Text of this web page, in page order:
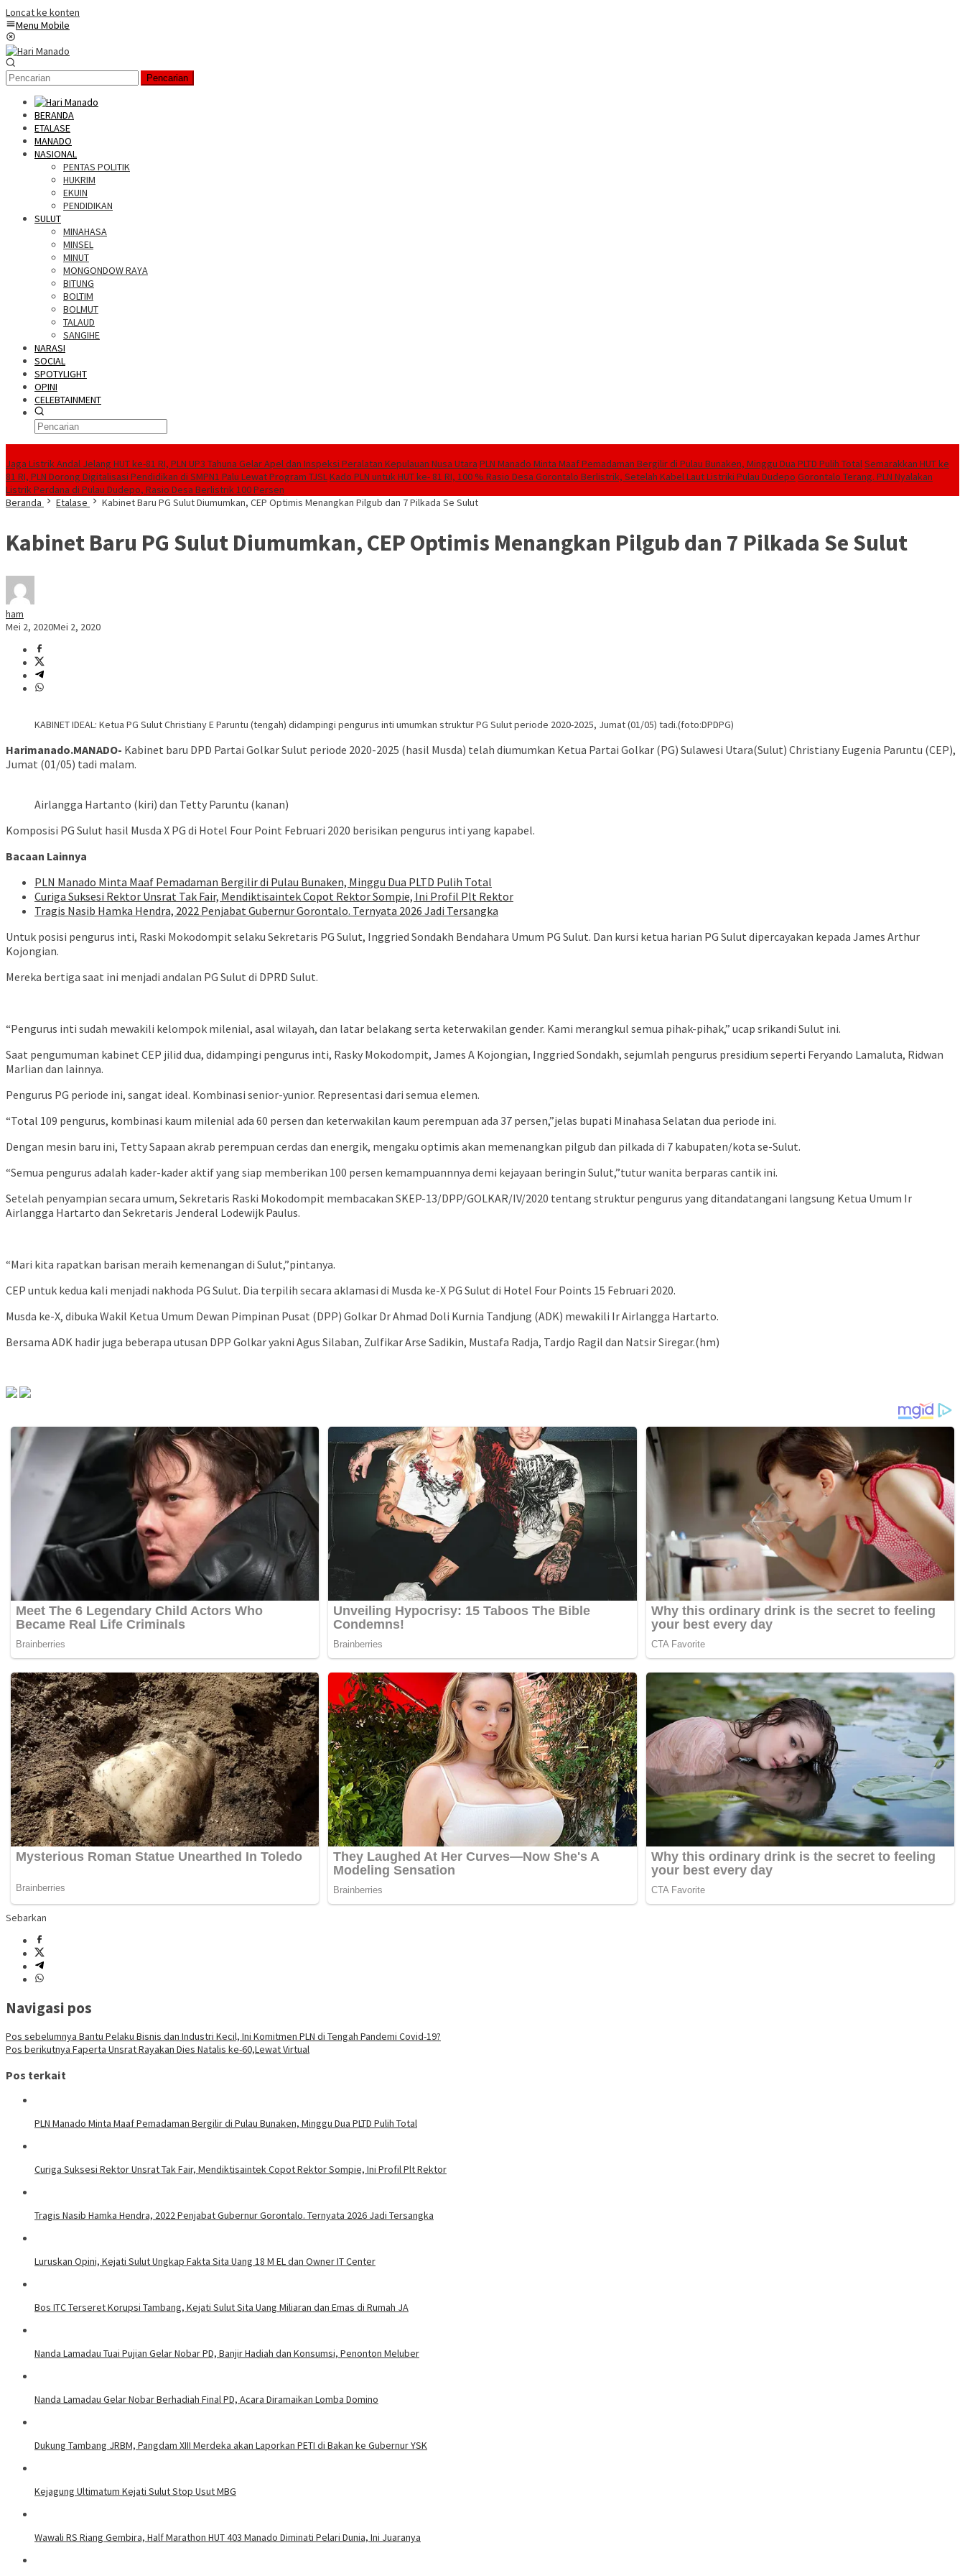
Loncat ke konten
Menu Mobile
Pencarian
BERANDA
ETALASE
MANADO
NASIONAL
PENTAS POLITIK
HUKRIM
EKUIN
PENDIDIKAN
SULUT
MINAHASA
MINSEL
MINUT
MONGONDOW RAYA
BITUNG
BOLTIM
BOLMUT
TALAUD
SANGIHE
NARASI
SOCIAL
SPOTYLIGHT
OPINI
CELEBTAINMENT
Jaga Listrik Andal Jelang HUT ke-81 RI, PLN UP3 Tahuna Gelar Apel dan Inspeksi Peralatan Kepulauan Nusa Utara PLN Manado Minta Maaf Pemadaman Bergilir di Pulau Bunaken, Minggu Dua PLTD Pulih TotalSemarakkan HUT ke
81 RI, PLN Dorong Digitalisasi Pendidikan di SMPN1 Palu Lewat Program TJSLKado PLN untuk HUT ke- 81 RI, 100 % Rasio Desa Gorontalo Berlistrik, Setelah Kabel Laut Listriki Pulau Dudepo Gorontalo Terang. PLN Nyalakan
Listrik Perdana di Pulau Dudepo, Rasio Desa Berlistrik 100 Persen
Beranda
Etalase Kabinet Baru PG Sulut Diumumkan, CEP Optimis Menangkan Pilgub dan 7 Pilkada Se Sulut
Kabinet Baru PG Sulut Diumumkan, CEP Optimis Menangkan Pilgub dan 7 Pilkada Se Sulut
ham
Mei 2, 2020Mei 2, 2020
KABINET IDEAL: Ketua PG Sulut Christiany E Paruntu (tengah) didampingi pengurus inti umumkan struktur PG Sulut periode 2020-2025, Jumat (01/05) tadi.(foto:DPDPG)
Harimanado.MANADO- Kabinet baru DPD Partai Golkar Sulut periode 2020-2025 (hasil Musda) telah diumumkan Ketua Partai Golkar (PG) Sulawesi Utara(Sulut) Christiany Eugenia Paruntu (CEP),
Jumat (01/05) tadi malam.
Airlangga Hartanto (kiri) dan Tetty Paruntu (kanan)
Komposisi PG Sulut hasil Musda X PG di Hotel Four Point Februari 2020 berisikan pengurus inti yang kapabel.
Bacaan Lainnya
PLN Manado Minta Maaf Pemadaman Bergilir di Pulau Bunaken, Minggu Dua PLTD Pulih Total
Curiga Suksesi Rektor Unsrat Tak Fair, Mendiktisaintek Copot Rektor Sompie, Ini Profil Plt Rektor
Tragis Nasib Hamka Hendra, 2022 Penjabat Gubernur Gorontalo. Ternyata 2026 Jadi Tersangka
Untuk posisi pengurus inti, Raski Mokodompit selaku Sekretaris PG Sulut, Inggried Sondakh Bendahara Umum PG Sulut. Dan kursi ketua harian PG Sulut dipercayakan kepada James Arthur
Kojongian.
Mereka bertiga saat ini menjadi andalan PG Sulut di DPRD Sulut.
“Pengurus inti sudah mewakili kelompok milenial, asal wilayah, dan latar belakang serta keterwakilan gender. Kami merangkul semua pihak-pihak,” ucap srikandi Sulut ini.
Saat pengumuman kabinet CEP jilid dua, didampingi pengurus inti, Rasky Mokodompit, James A Kojongian, Inggried Sondakh, sejumlah pengurus presidium seperti Feryando Lamaluta, Ridwan
Marlian dan lainnya.
Pengurus PG periode ini, sangat ideal. Kombinasi senior-yunior. Representasi dari semua elemen.
“Total 109 pengurus, kombinasi kaum milenial ada 60 persen dan keterwakilan kaum perempuan ada 37 persen,”jelas bupati Minahasa Selatan dua periode ini.
Dengan mesin baru ini, Tetty Sapaan akrab perempuan cerdas dan energik, mengaku optimis akan memenangkan pilgub dan pilkada di 7 kabupaten/kota se-Sulut.
“Semua pengurus adalah kader-kader aktif yang siap memberikan 100 persen kemampuannnya demi kejayaan beringin Sulut,”tutur wanita berparas cantik ini.
Setelah penyampian secara umum, Sekretaris Raski Mokodompit membacakan SKEP-13/DPP/GOLKAR/IV/2020 tentang struktur pengurus yang ditandatangani langsung Ketua Umum Ir
Airlangga Hartarto dan Sekretaris Jenderal Lodewijk Paulus.
“Mari kita rapatkan barisan meraih kemenangan di Sulut,”pintanya.
CEP untuk kedua kali menjadi nakhoda PG Sulut. Dia terpilih secara aklamasi di Musda ke-X PG Sulut di Hotel Four Points 15 Februari 2020.
Musda ke-X, dibuka Wakil Ketua Umum Dewan Pimpinan Pusat (DPP) Golkar Dr Ahmad Doli Kurnia Tandjung (ADK) mewakili Ir Airlangga Hartarto.
Bersama ADK hadir juga beberapa utusan DPP Golkar yakni Agus Silaban, Zulfikar Arse Sadikin, Mustafa Radja, Tardjo Ragil dan Natsir Siregar.(hm)
Sebarkan
Navigasi pos
Pos sebelumnya Bantu Pelaku Bisnis dan Industri Kecil, Ini Komitmen PLN di Tengah Pandemi Covid-19?
Pos berikutnya Faperta Unsrat Rayakan Dies Natalis ke-60,Lewat Virtual
Pos terkait
PLN Manado Minta Maaf Pemadaman Bergilir di Pulau Bunaken, Minggu Dua PLTD Pulih Total
Curiga Suksesi Rektor Unsrat Tak Fair, Mendiktisaintek Copot Rektor Sompie, Ini Profil Plt Rektor
Tragis Nasib Hamka Hendra, 2022 Penjabat Gubernur Gorontalo. Ternyata 2026 Jadi Tersangka
Luruskan Opini, Kejati Sulut Ungkap Fakta Sita Uang 18 M EL dan Owner IT Center
Bos ITC Terseret Korupsi Tambang, Kejati Sulut Sita Uang Miliaran dan Emas di Rumah JA
Nanda Lamadau Tuai Pujian Gelar Nobar PD, Banjir Hadiah dan Konsumsi, Penonton Meluber
Nanda Lamadau Gelar Nobar Berhadiah Final PD, Acara Diramaikan Lomba Domino
Dukung Tambang JRBM, Pangdam XIII Merdeka akan Laporkan PETI di Bakan ke Gubernur YSK
Kejagung Ultimatum Kejati Sulut Stop Usut MBG
Wawali RS Riang Gembira, Half Marathon HUT 403 Manado Diminati Pelari Dunia, Ini Juaranya